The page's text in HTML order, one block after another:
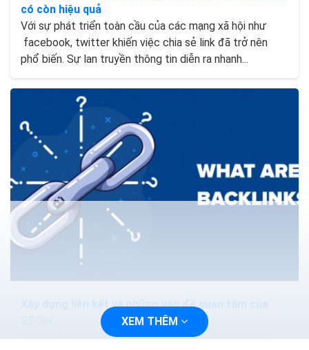
có còn hiệu quả
Với sự phát triển toàn cầu của các mạng xã hội như
facebook, twitter khiến việc chia sẻ link đã trở nên
phổ biến. Sự lan truyền thông tin diễn ra nhanh...
Xây dựng liên kết và những vấn đề quan tâm của
Khi bạn bị hạn chế về mặt tài chính và đang cố gắng
XEM THÊM